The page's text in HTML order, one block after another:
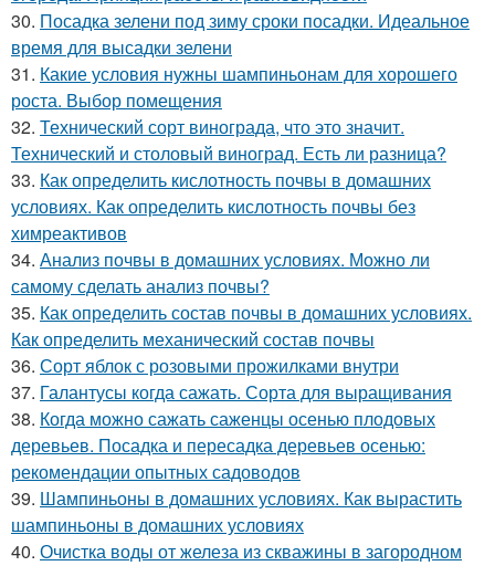
30. Посадка зелени под зиму сроки посадки. Идеальное
время для высадки зелени
31. Какие условия нужны шампиньонам для хорошего
роста. Выбор помещения
32. Технический сорт винограда, что это значит.
Технический и столовый виноград. Есть ли разница?
33. Как определить кислотность почвы в домашних
условиях. Как определить кислотность почвы без
химреактивов
34. Анализ почвы в домашних условиях. Можно ли
самому сделать анализ почвы?
35. Как определить состав почвы в домашних условиях.
Как определить механический состав почвы
36. Сорт яблок с розовыми прожилками внутри
37. Галантусы когда сажать. Сорта для выращивания
38. Когда можно сажать саженцы осенью плодовых
деревьев. Посадка и пересадка деревьев осенью:
рекомендации опытных садоводов
39. Шампиньоны в домашних условиях. Как вырастить
шампиньоны в домашних условиях
40. Очистка воды от железа из скважины в загородном